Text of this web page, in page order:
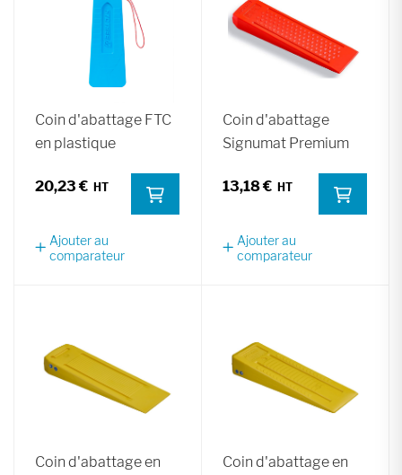
Coin d'abattage FTC
en plastique
20,23 €
Ajouter au
comparateur
Coin d'abattage
Signumat Premium
13,18 €
Ajouter au
comparateur
Coin d'abattage en
Coin d'abattage en